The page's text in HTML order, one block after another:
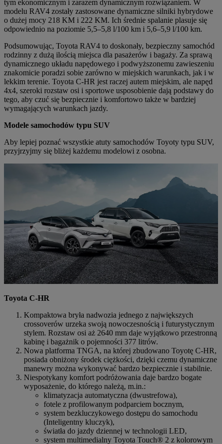
tym ekonomicznym i zarazem dynamicznym rozwiązaniem. W
modelu RAV4 zostały zastosowane dynamiczne silniki hybrydowe
o dużej mocy 218 KM i 222 KM. Ich średnie spalanie plasuje się
odpowiednio na poziomie 5,5–5,8 l/100 km i 5,6–5,9 l/100 km.
Podsumowując, Toyota RAV4 to doskonały, bezpieczny samochód
rodzinny z dużą ilością miejsca dla pasażerów i bagaży. Za sprawą
dynamicznego układu napędowego i podwyższonemu zawieszeniu
znakomicie poradzi sobie zarówno w miejskich warunkach, jak i w
lekkim terenie. Toyota C-HR jest raczej autem miejskim, ale napęd
4x4, szeroki rozstaw osi i sportowe usposobienie dają podstawy do
tego, aby czuć się bezpiecznie i komfortowo także w bardziej
wymagających warunkach jazdy.
Modele samochodów typu SUV
Aby lepiej poznać wszystkie atuty samochodów Toyoty typu SUV,
przyjrzyjmy się bliżej każdemu modelowi z osobna.
Toyota C-HR
Kompaktowa bryła nadwozia jednego z największych
crossoverów urzeka swoją nowoczesnością i futurystycznym
stylem. Rozstaw osi aż 2640 mm daje wyjątkowo przestronną
kabinę i bagażnik o pojemności 377 litrów.
Nowa platforma TNGA, na której zbudowano Toyotę C-HR,
posiada obniżony środek ciężkości, dzięki czemu dynamiczne
manewry można wykonywać bardzo bezpiecznie i stabilnie.
Niespotykany komfort podróżowania daje bardzo bogate
wyposażenie, do którego należą, m.in.:
klimatyzacja automatyczna (dwustrefowa),
fotele z profilowanym podparciem bocznym,
system bezkluczykowego dostępu do samochodu
(Inteligentny kluczyk),
światła do jazdy dziennej w technologii LED,
system multimedialny Toyota Touch® 2 z kolorowym